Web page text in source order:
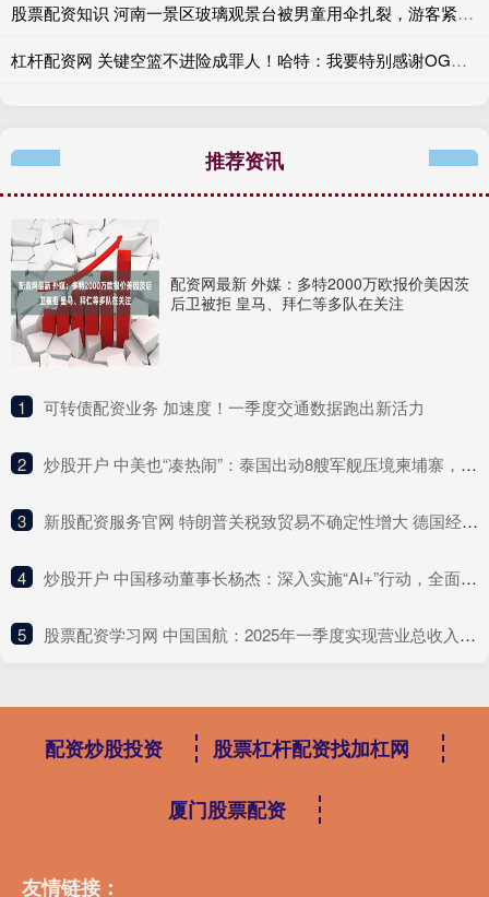
股票配资知识 河南一景区玻璃观景台被男童用伞扎裂，游客紧急疏散！景区：目前整体承重和安全没问题
杠杆配资网 关键空篮不进险成罪人！哈特：我要特别感谢OG使我免于一生的遗憾
推荐资讯
配资网最新 外媒：多特2000万欧报价美因茨
后卫被拒 皇马、拜仁等多队在关注
1 ​可转债配资业务 加速度！一季度交通数据跑出新活力
2 ​炒股开户 中美也“凑热闹”：泰国出动8艘军舰压境柬埔寨，局势危机升级？
3 ​新股配资服务官网 特朗普关税致贸易不确定性增大 德国经济或面临第三年“零增长”
4 ​炒股开户 中国移动董事长杨杰：深入实施“AI+”行动，全面赋能产业焕新升级
5 ​股票配资学习网 中国国航：2025年一季度实现营业总收入400.23亿元
配资炒股投资 股票杠杆配资找加杠网
厦门股票配资
友情链接：